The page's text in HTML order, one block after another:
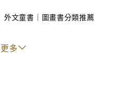
through a playful
of the unique eyes,
that make up a face.
an ode to the unique
外文童書｜圖畫書分類推薦
多